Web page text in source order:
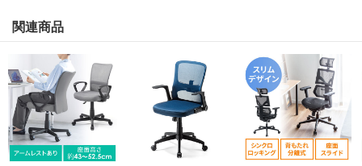
関連商品